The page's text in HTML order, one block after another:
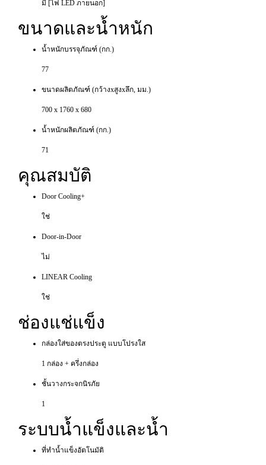
มี [ไฟ LED ภายนอก]
ขนาดและน้ำหนัก
น้ำหนักบรรจุภัณฑ์ (กก.)
77
ขนาดผลิตภัณฑ์ (กว้างxสูงxลึก, มม.)
700 x 1760 x 680
น้ำหนักผลิตภัณฑ์ (กก.)
71
คุณสมบัติ
Door Cooling+
ใช่
Door-in-Door
ไม่
LINEAR Cooling
ใช่
ช่องแช่แข็ง
กล่องใส่ของตรงประตู แบบโปรงใส
1 กล่อง + ครึ่งกล่อง
ชั้นวางกระจกนิรภัย
1
ระบบน้ำแข็งและน้ำ
ที่ทำน้ำแข็งอัตโนมัติ